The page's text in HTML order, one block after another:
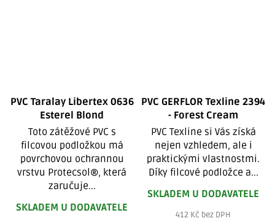
PVC Taralay Libertex 0636
Esterel Blond
Toto zátěžové PVC s
filcovou podložkou má
povrchovou ochrannou
vrstvu Protecsol®, která
zaručuje...
SKLADEM U DODAVATELE
PVC GERFLOR Texline 2394
- Forest Cream
PVC Texline si Vás získá
nejen vzhledem, ale i
praktickými vlastnostmi.
Díky filcové podložce a...
SKLADEM U DODAVATELE
412 Kč bez DPH